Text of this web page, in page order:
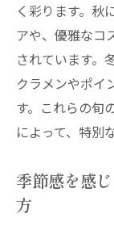
く彩ります。秋
アや、優雅なコ
されています。
クラメンやポイ
す。これらの旬
によって、特別
季節感を感
方